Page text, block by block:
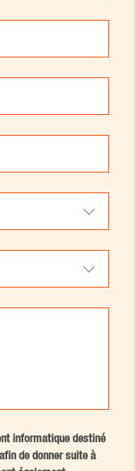
informatique destiné
de donner suite à